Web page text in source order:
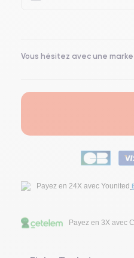
Vous hésitez avec une
Payez en 24X avec Younited
Payez en 3X avec